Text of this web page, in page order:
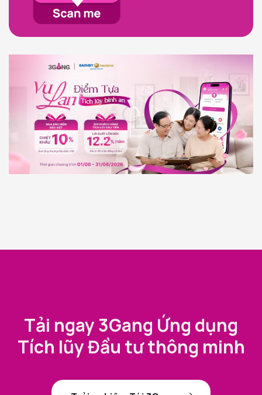
Tải ngay 3Gang Ứng dụng
Tích lũy Đầu tư thông minh